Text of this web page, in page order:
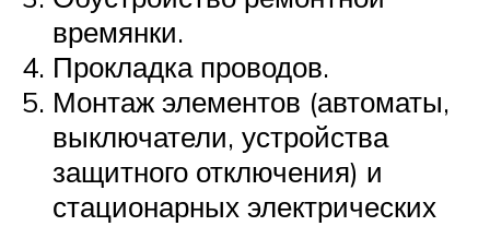
времянки.
Прокладка проводов.
Монтаж элементов (автоматы,
выключатели, устройства
защитного отключения) и
стационарных электрических